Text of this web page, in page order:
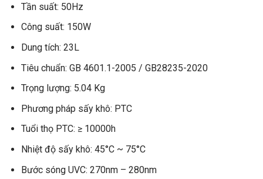
Tần suất: 50Hz
Công suất: 150W
Dung tích: 23L
Tiêu chuẩn: GB 4601.1-2005 / GB28235-2020
Trọng lượng: 5.04 Kg
Phương pháp sấy khô: PTC
Tuổi thọ PTC: ≥ 10000h
Nhiệt độ sấy khô: 45°C ~ 75°C
Bước sóng UVC: 270nm – 280nm